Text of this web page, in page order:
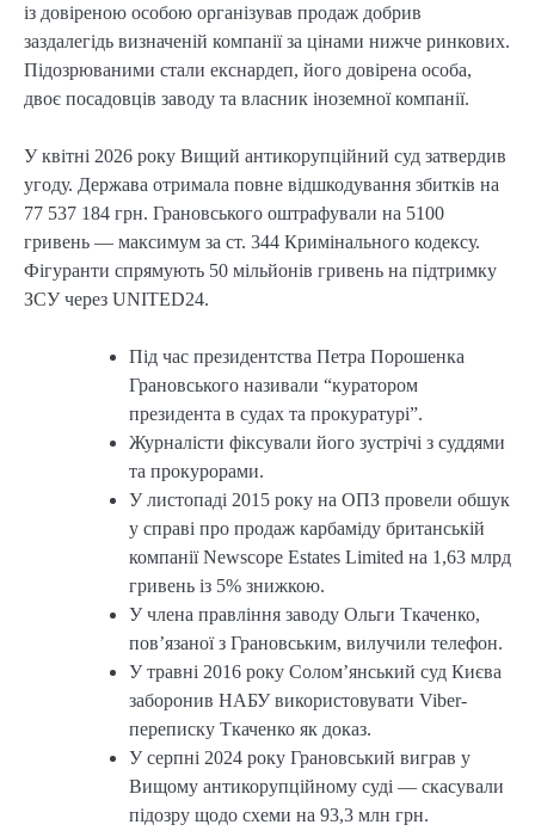
із довіреною особою організував продаж добрив
заздалегідь визначеній компанії за цінами нижче ринкових.
Підозрюваними стали екснардеп, його довірена особа,
двоє посадовців заводу та власник іноземної компанії.
У квітні 2026 року Вищий антикорупційний суд затвердив
угоду. Держава отримала повне відшкодування збитків на
77 537 184 грн. Грановського оштрафували на 5100
гривень — максимум за ст. 344 Кримінального кодексу.
Фігуранти спрямують 50 мільйонів гривень на підтримку
ЗСУ через UNITED24.
Під час президентства Петра Порошенка
Грановського називали “куратором
президента в судах та прокуратурі”.
Журналісти фіксували його зустрічі з суддями
та прокурорами.
У листопаді 2015 року на ОПЗ провели обшук
у справі про продаж карбаміду британській
компанії Newscope Estates Limited на 1,63 млрд
гривень із 5% знижкою.
У члена правління заводу Ольги Ткаченко,
пов’язаної з Грановським, вилучили телефон.
У травні 2016 року Солом’янський суд Києва
заборонив НАБУ використовувати Viber-
переписку Ткаченко як доказ.
У серпні 2024 року Грановський виграв у
Вищому антикорупційному суді — скасували
підозру щодо схеми на 93,3 млн грн.